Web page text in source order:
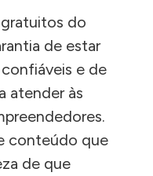
do
de estar
e de
atender às
conteúdo que
de que